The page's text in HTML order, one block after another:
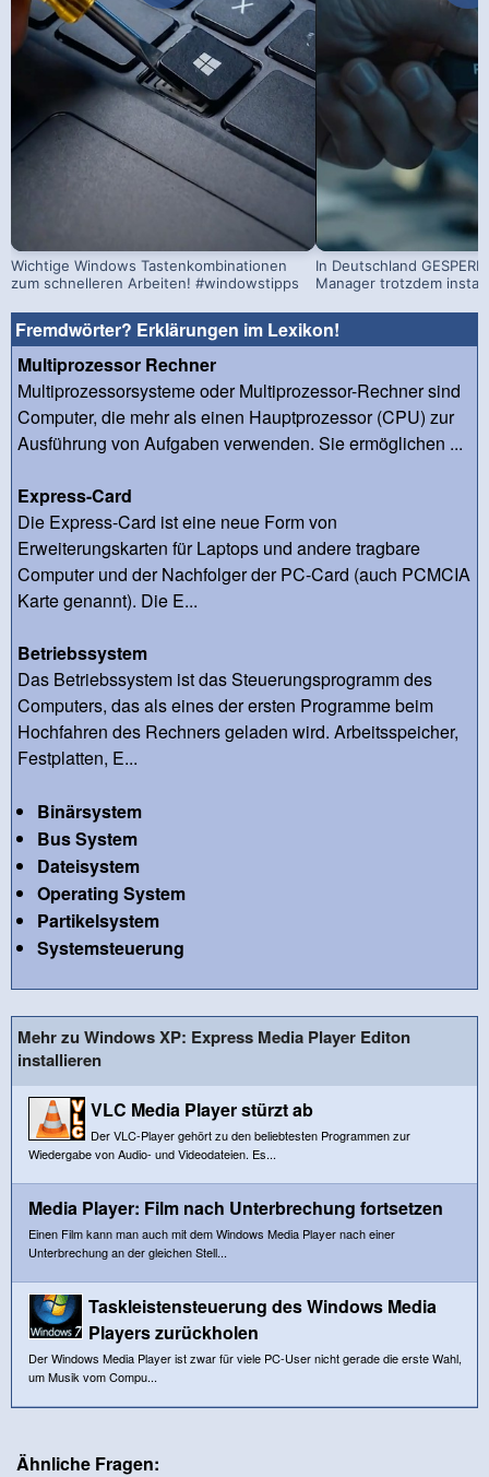
Wichtige Windows Tastenkombinationen
zum schnelleren Arbeiten! #windowstipps
In Deutschland
Manager trotzdem
Fremdwörter? Erklärungen im Lexikon!
Multiprozessor Rechner
Multiprozessorsysteme oder Multiprozessor-Rechner sind
Computer, die mehr als einen Hauptprozessor (CPU) zur
Ausführung von Aufgaben verwenden. Sie ermöglichen ...
Express-Card
Die Express-Card ist eine neue Form von
Erweiterungskarten für Laptops und andere tragbare
Computer und der Nachfolger der PC-Card (auch PCMCIA
Karte genannt). Die E...
Betriebssystem
Das Betriebssystem ist das Steuerungsprogramm des
Computers, das als eines der ersten Programme beim
Hochfahren des Rechners geladen wird. Arbeitsspeicher,
Festplatten, E...
Binärsystem
Bus System
Dateisystem
Operating System
Partikelsystem
Systemsteuerung
Mehr zu Windows XP: Express Media Player Editon
installieren
VLC Media Player stürzt ab
Der VLC-Player gehört zu den beliebtesten Programmen zur
Wiedergabe von Audio- und Videodateien. Es...
Media Player: Film nach Unterbrechung fortsetzen
Einen Film kann man auch mit dem Windows Media Player nach einer
Unterbrechung an der gleichen Stell...
Taskleistensteuerung des Windows Media
Players zurückholen
Der Windows Media Player ist zwar für viele PC-User nicht gerade die erste Wahl,
um Musik vom Compu...
Ähnliche Fragen: